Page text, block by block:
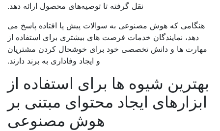
نقل گرفته تا توصیه‌های محصول ارائه دهد.
هنگامی که هوش مصنوعی به سوالات پیش پا افتاده پاسخ می
دهد، نمایندگان خدمات فرصت های بیشتری برای استفاده از
ها و دانش تخصصی خود برای خوشحال کردن مشتریان
و ایجاد وفاداری به برند دارند.
شیوه ها برای استفاده از
ایجاد محتوای مبتنی بر
هوش مصنوعی